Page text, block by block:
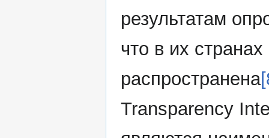
результатам
что в их
распространена
Transparency